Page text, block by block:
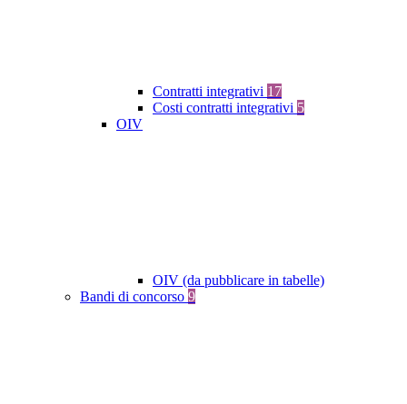
Contratti integrativi 17
Costi contratti integrativi 5
OIV
OIV (da pubblicare in tabelle)
Bandi di concorso 9